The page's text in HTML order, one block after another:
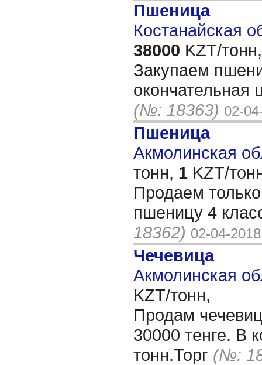
Пшеница
Костанайская
38000 KZT/тонн,
Закупаем
окончательная
(№: 18363) 02-
Пшеница
Акмолинская
тонн, 1 KZT/
Продаем
пшеницу 4
18362) 02-04-2018
Чечевица
Акмолинская
KZT/тонн,
Продам
30000 тенге. В
тонн.Торг (№: